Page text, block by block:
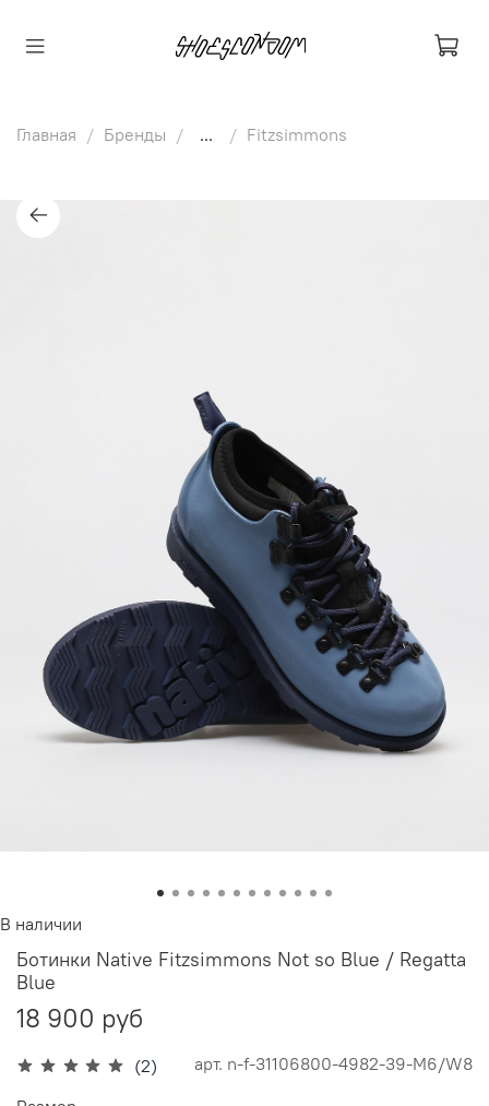
Главная Бренды ... Fitzsimmons
В наличии
(2) арт. n-f-31106800-4982-39-M6/W8
Ботинки Native Fitzsimmons Not so Blue / Regatta
Blue
18 900 руб